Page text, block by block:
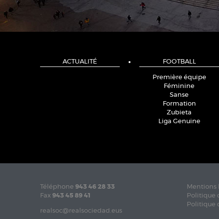
ACTUALITÉ FOOTBALL
Première équipe
Féminine
Sanse
Formation
Zubieta
Liga Genuine
Téléphone 943 46 28 33
Fax 943 45 89 41
realsoc@realsociedad.eus
Mentions
Politique
Politique